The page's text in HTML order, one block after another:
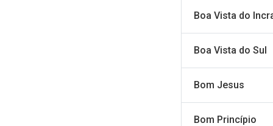
Boa Vista do
Boa Vista do Sul
Bom Jesus
Bom Princípio